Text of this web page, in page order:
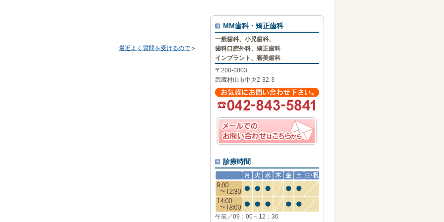
最近よく質問を受けるので »
MM歯科・矯正歯科
一般歯科、小児歯科、
歯科口腔外科、矯正歯科
インプラント、審美歯科
〒208-0003
武蔵村山市中央2-32-3
診療時間
午前／09：00～12：30